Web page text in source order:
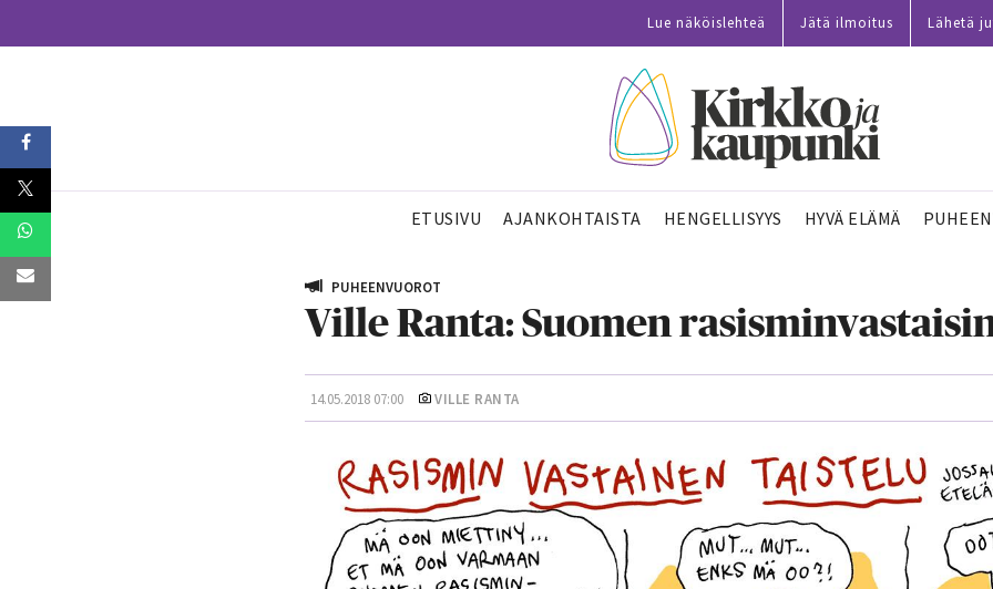
Lue näköislehteä Jätä ilmoitus Lähetä
ETUSIVU AJANKOHTAISTA HENGELLISYYS HYVÄ ELÄMÄ
PUHEENVUOROT
Ville Ranta: Suomen
14.05.2018 07:00 VILLE RANTA